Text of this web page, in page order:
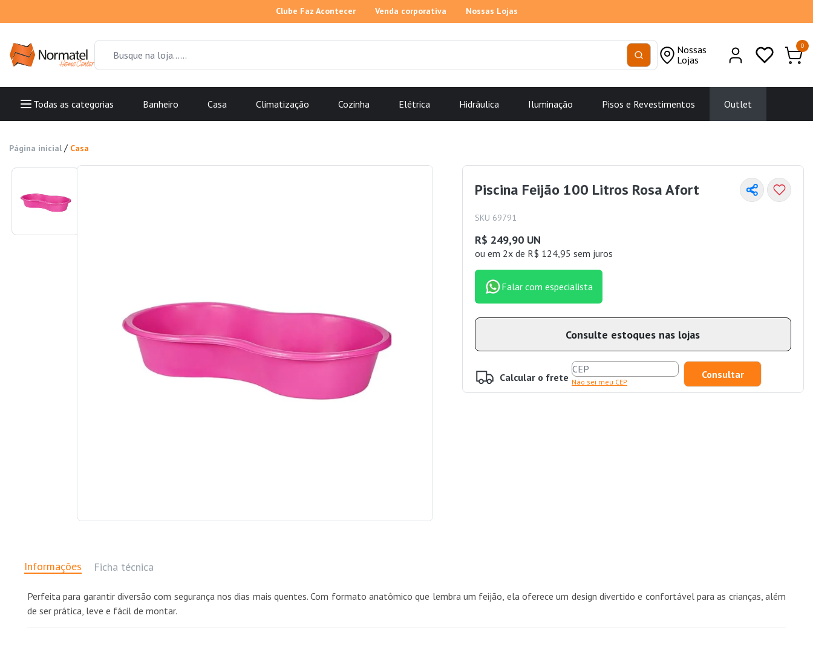
Clube Faz Acontecer Venda corporativa Nossas Lojas
Nossas
Lojas
0
Todas as categorias Banheiro Casa Climatização Cozinha Elétrica Hidráulica Iluminação Pisos e Revestimentos Outlet
Página inicial / Casa
Piscina Feijão 100 Litros Rosa Afort
SKU 69791
R$ 249,90 UN
ou em 2x de R$ 124,95 sem juros
Falar com especialista
Consulte estoques nas lojas
Calcular o frete Não sei meu CEP
Informações Ficha técnica
Perfeita para garantir diversão com segurança nos dias mais quentes. Com formato anatômico que lembra um feijão, ela oferece um design divertido e confortável para as crianças, além
de ser prática, leve e fácil de montar.